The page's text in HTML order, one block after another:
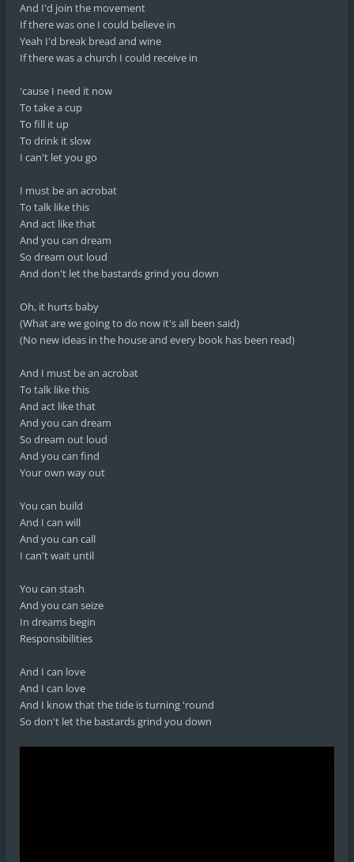
And I'd join the movement
If there was one I could believe in
Yeah I'd break bread and wine
If there was a church I could receive in
'cause I need it now
To take a cup
To fill it up
To drink it slow
I can't let you go
I must be an acrobat
To talk like this
And act like that
And you can dream
So dream out loud
And don't let the bastards grind you down
Oh, it hurts baby
(What are we going to do now it's all been said)
(No new ideas in the house and every book has been read)
And I must be an acrobat
To talk like this
And act like that
And you can dream
So dream out loud
And you can find
Your own way out
You can build
And I can will
And you can call
I can't wait until
You can stash
And you can seize
In dreams begin
Responsibilities
And I can love
And I can love
And I know that the tide is turning 'round
So don't let the bastards grind you down